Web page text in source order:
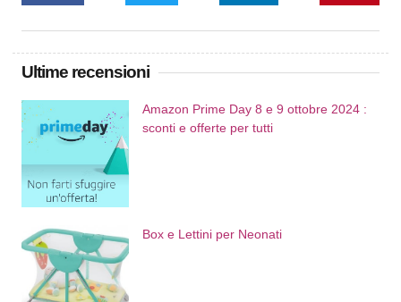
Ultime recensioni
Amazon Prime Day 8 e 9 ottobre 2024 :
sconti e offerte per tutti
Box e Lettini per Neonati